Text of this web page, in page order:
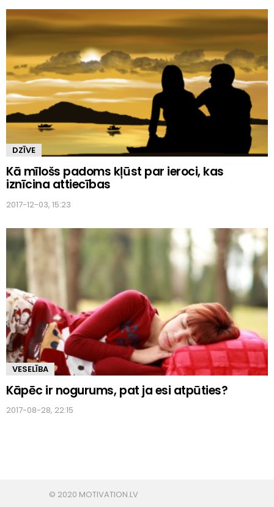
DZĪVE
Kā mīlošs padoms kļūst par ieroci, kas
iznīcina attiecības
2017-12-03, 15:23
VESELĪBA
Kāpēc ir nogurums, pat ja esi atpūties?
2017-08-28, 22:15